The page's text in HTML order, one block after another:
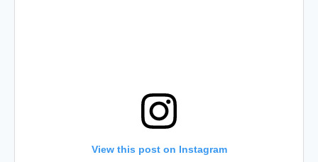
View this post on Instagram